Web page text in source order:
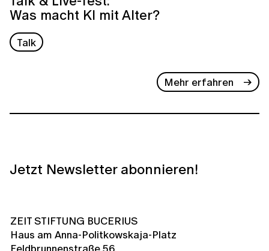
Was macht KI mit Alter?
Talk
Mehr erfahren
Jetzt Newsletter abonnieren!
ZEIT STIFTUNG BUCERIUS
Haus am Anna-Politkowskaja-Platz